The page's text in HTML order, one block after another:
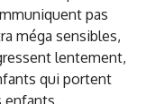
pas
méga sensibles,
lentement,
qui portent